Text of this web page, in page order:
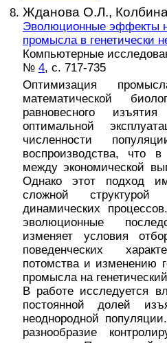
Жданова О.Л.,
Эволюционные эффекты
промысла в генетически
Компьютерные
№ 4, с. 717-735
Оптимизация
математической
равновесного
оптимальной
численности
воспроизводства, что
между экономической
Однако этот подход
сложной
динамических
эволюционные
изменяет условия
поведенческих
потомства и изменению
промысла на
В работе исследуется
постоянной долей
неоднородной
разнообразие